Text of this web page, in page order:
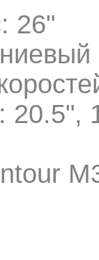
26"
20.5",